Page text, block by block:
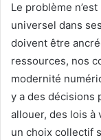
Le problème
universel dans
doivent être
ressources, nos
modernité
y a des décisions
allouer, des lois à
un choix collectif